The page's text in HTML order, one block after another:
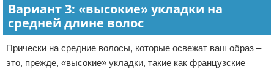
Вариант 3: «высокие» укладки на
средней длине волос
Прически на средние волосы, которые освежат ваш образ –
это, прежде, «высокие» укладки, такие как французские